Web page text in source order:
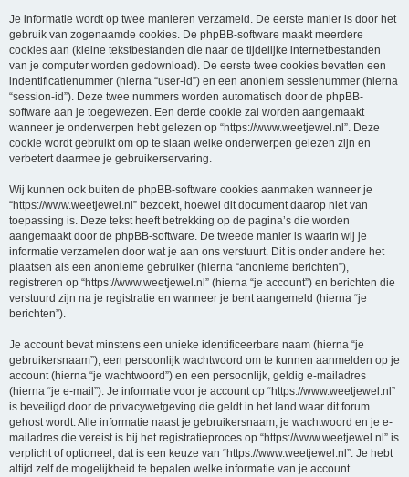
Je informatie wordt op twee manieren verzameld. De eerste manier is door het
gebruik van zogenaamde cookies. De phpBB-software maakt meerdere
cookies aan (kleine tekstbestanden die naar de tijdelijke internetbestanden
van je computer worden gedownload). De eerste twee cookies bevatten een
indentificatienummer (hierna “user-id”) en een anoniem sessienummer (hierna
“session-id”). Deze twee nummers worden automatisch door de phpBB-
software aan je toegewezen. Een derde cookie zal worden aangemaakt
wanneer je onderwerpen hebt gelezen op “https://www.weetjewel.nl”. Deze
cookie wordt gebruikt om op te slaan welke onderwerpen gelezen zijn en
verbetert daarmee je gebruikerservaring.
Wij kunnen ook buiten de phpBB-software cookies aanmaken wanneer je
“https://www.weetjewel.nl” bezoekt, hoewel dit document daarop niet van
toepassing is. Deze tekst heeft betrekking op de pagina’s die worden
aangemaakt door de phpBB-software. De tweede manier is waarin wij je
informatie verzamelen door wat je aan ons verstuurt. Dit is onder andere het
plaatsen als een anonieme gebruiker (hierna “anonieme berichten”),
registreren op “https://www.weetjewel.nl” (hierna “je account”) en berichten die
verstuurd zijn na je registratie en wanneer je bent aangemeld (hierna “je
berichten”).
Je account bevat minstens een unieke identificeerbare naam (hierna “je
gebruikersnaam”), een persoonlijk wachtwoord om te kunnen aanmelden op je
account (hierna “je wachtwoord”) en een persoonlijk, geldig e-mailadres
(hierna “je e-mail”). Je informatie voor je account op “https://www.weetjewel.nl”
is beveiligd door de privacywetgeving die geldt in het land waar dit forum
gehost wordt. Alle informatie naast je gebruikersnaam, je wachtwoord en je e-
mailadres die vereist is bij het registratieproces op “https://www.weetjewel.nl” is
verplicht of optioneel, dat is een keuze van “https://www.weetjewel.nl”. Je hebt
altijd zelf de mogelijkheid te bepalen welke informatie van je account